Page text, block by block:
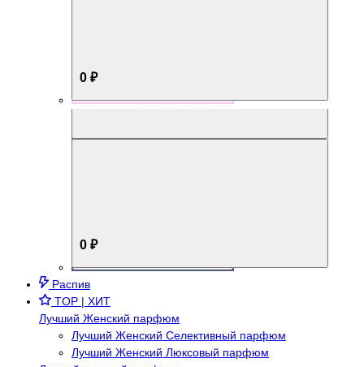
0 ₽
0 ₽
Распив
TOP | ХИТ
Лучший Женский парфюм
Лучший Женский Селективный парфюм
Лучший Женский Люксовый парфюм